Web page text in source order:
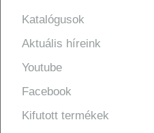
Katalógusok
Aktuális híreink
Youtube
Facebook
Kifutott termékek